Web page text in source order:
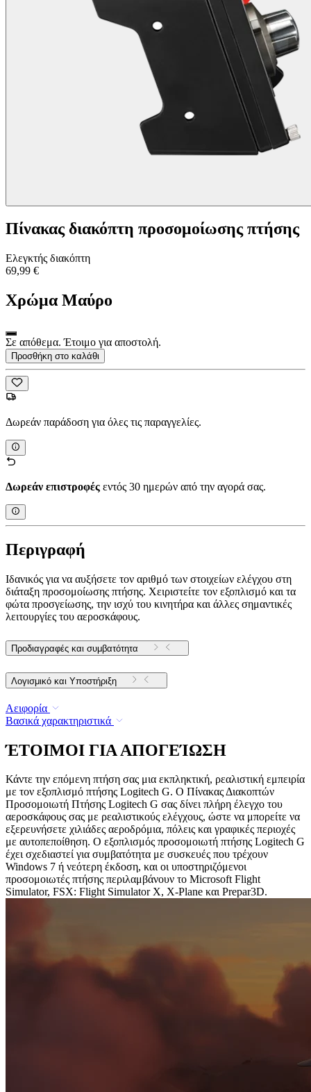
Πίνακας διακόπτη προσομοίωσης πτήσης
Ελεγκτής διακόπτη
69,99 €
Χρώμα Μαύρο
Σε απόθεμα. Έτοιμο για αποστολή.
Προσθήκη στο καλάθι
Δωρεάν παράδοση για όλες τις παραγγελίες.
Δωρεάν επιστροφές εντός 30 ημερών από την αγορά σας.
Περιγραφή
Ιδανικός για να αυξήσετε τον αριθμό των στοιχείων ελέγχου στη
διάταξη προσομοίωσης πτήσης. Χειριστείτε τον εξοπλισμό και τα
φώτα προσγείωσης, την ισχύ του κινητήρα και άλλες σημαντικές
λειτουργίες του αεροσκάφους.
Προδιαγραφές και συμβατότητα
Λογισμικό και Υποστήριξη
Αειφορία
Βασικά χαρακτηριστικά
ΈΤΟΙΜΟΙ ΓΙΑ ΑΠΟΓΕΊΩΣΗ
Κάντε την επόμενη πτήση σας μια εκπληκτική, ρεαλιστική εμπειρία
με τον εξοπλισμό πτήσης Logitech G. Ο Πίνακας Διακοπτών
Προσομοιωτή Πτήσης Logitech G σας δίνει πλήρη έλεγχο του
αεροσκάφους σας με ρεαλιστικούς ελέγχους, ώστε να μπορείτε να
εξερευνήσετε χιλιάδες αεροδρόμια, πόλεις και γραφικές περιοχές
με αυτοπεποίθηση. Ο εξοπλισμός προσομοιωτή πτήσης Logitech G
έχει σχεδιαστεί για συμβατότητα με συσκευές που τρέχουν
Windows 7 ή νεότερη έκδοση, και οι υποστηριζόμενοι
προσομοιωτές πτήσης περιλαμβάνουν το Microsoft Flight
Simulator, FSX: Flight Simulator X, X-Plane και Prepar3D.